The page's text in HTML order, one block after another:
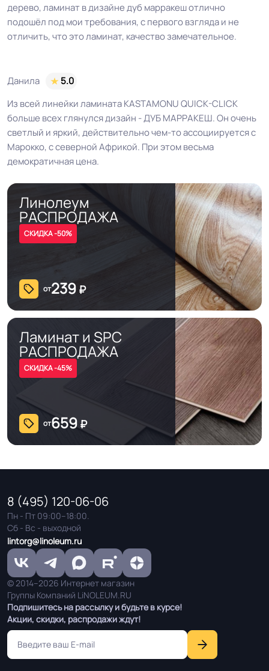
дерево, ламинат в дизайне дуб марракеш отлично
подошёл под мои требования, с первого взгляда и не
отличить, что это ламинат, качество замечательное.
Данила
5.0
Из всей линейки ламината KASTAMONU QUICK-CLICK
больше всех глянулся дизайн - ДУБ МАРРАКЕШ. Он очень
светлый и яркий, действительно чем-то ассоциируется с
Марокко, с северной Африкой. При этом весьма
демократичная цена.
Линолеум
РАСПРОДАЖА
СКИДКА -50%
от239 ₽
Ламинат и SPC
РАСПРОДАЖА
СКИДКА -45%
от659 ₽
Подпишитесь на рассылку и будьте в курсе!
Акции, скидки, распродажи ждут!
8 (495) 120-06-06
Пн - Пт 09:00–18:00.
Сб - Вс - выходной
lintorg@linoleum.ru
© 2014–2026 Интернет магазин
Группы Компаний LiNOLEUM.RU